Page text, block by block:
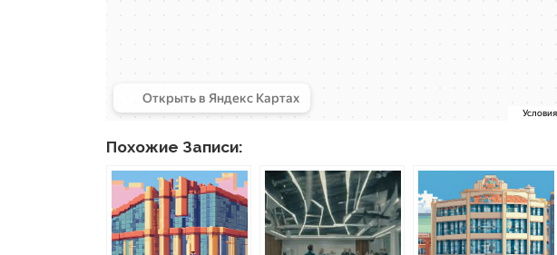
Похожие Записи: